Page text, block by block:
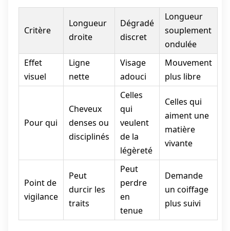
Critère
Longueur
droite
Dégradé
discret
Longueur
souplement
ondulée
Effet
visuel
Ligne
nette
Visage
adouci
Mouvement
plus libre
Pour qui
Cheveux
denses ou
disciplinés
Celles
qui
veulent
de la
légèreté
Celles qui
aiment une
matière
vivante
Point de
vigilance
Peut
durcir les
traits
Peut
perdre
en
tenue
Demande
un coiffage
plus suivi